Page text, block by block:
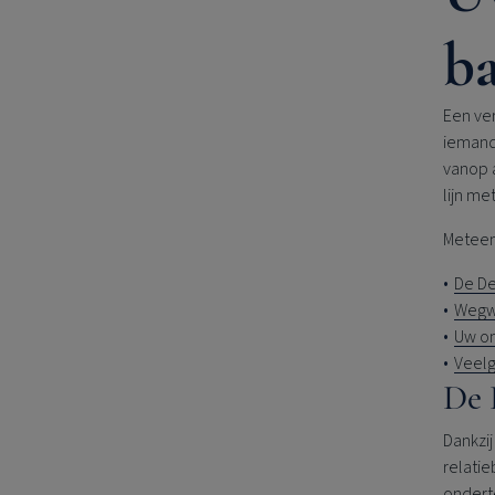
Een
vanop
lijn
De
Uw
De